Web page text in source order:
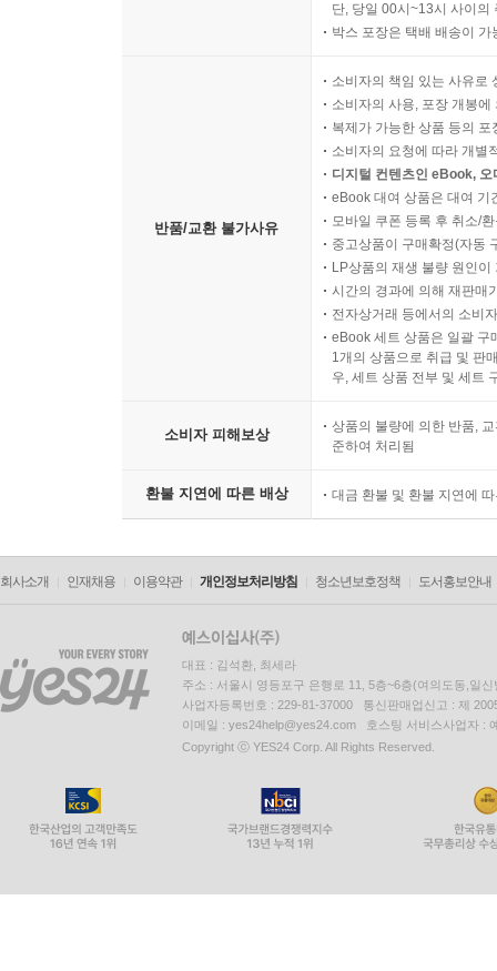
단, 당일 00시~13시 사이의
박스 포장은 택배 배송이
반품/교환 불가사유
소비자의 책임 있는 사유로
소비자의 사용, 포장 개봉
복제가 가능한 상품 등의
소비자의 요청에 따라 개별
디지털 컨텐츠인 eBook,
eBook 대여 상품은 대여 기
모바일 쿠폰 등록 후 취소/
중고상품이 구매확정(자동
LP상품의 재생 불량 원인
시간의 경과에 의해 재판매
전자상거래 등에서의 소비
eBook 세트 상품은 일괄 구
1개의 상품으로 취급 및 판
우, 세트 상품 전부 및 세트
소비자 피해보상
상품의 불량에 의한 반품,
준하여 처리됨
환불 지연에 따른 배상 대금 환불 및 환불 지연에
회사소개 인재채용 이용약관 개인정보처리방침 청소년보호정책 도서홍보안내
대표 : 김석환, 최세라
주소 : 서울시 영등포구 은행로 11, 5층~6층(여의도동,일신
사업자등록번호 : 229-81-37000 통신판매업신고 : 제
이메일 : yes24help@yes24.com 호스팅 서비스사업자 :
Copyright ⓒ YES24 Corp. All Rights Reserved.